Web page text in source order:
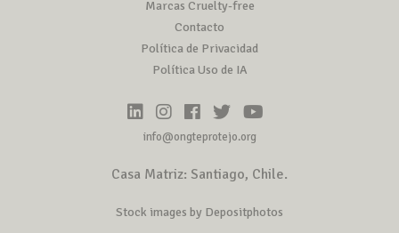
Marcas Cruelty-free
Contacto
Política de Privacidad
Política Uso de IA
info@ongteprotejo.org
Casa Matriz: Santiago, Chile.
Stock images by Depositphotos